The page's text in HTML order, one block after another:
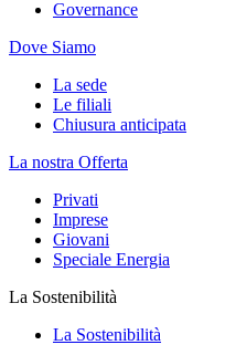
Governance
Dove Siamo
La sede
Le filiali
Chiusura anticipata
La nostra Offerta
Privati
Imprese
Giovani
Speciale Energia
La Sostenibilità
La Sostenibilità